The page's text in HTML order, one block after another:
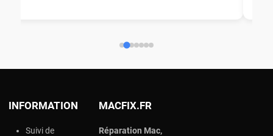
INFORMATION
Suivi de
MACFIX.FR
Réparation Mac,